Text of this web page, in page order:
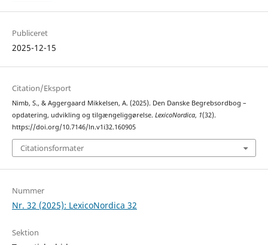
Publiceret
2025-12-15
Citation/Eksport
Nimb, S., & Aggergaard Mikkelsen, A. (2025). Den Danske Begrebsordbog –
opdatering, udvikling og tilgængeliggørelse. LexicoNordica, 1(32).
https://doi.org/10.7146/ln.v1i32.160905
Citationsformater
Nummer
Nr. 32 (2025): LexicoNordica 32
Sektion